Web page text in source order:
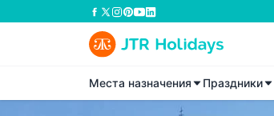
Места назначения Праздники